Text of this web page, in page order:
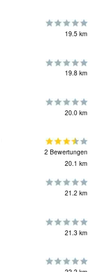
19.5 km
19.8 km
20.0 km
2 Bewertungen
20.1 km
21.2 km
21.3 km